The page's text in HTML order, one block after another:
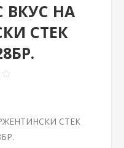
ВКУС НА
СТЕК
СТЕК